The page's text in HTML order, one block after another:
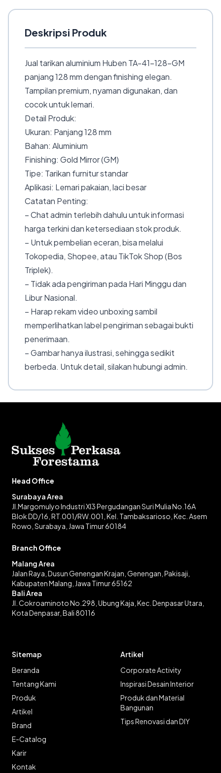
Deskripsi Produk
Jual tarikan aluminium Huben TA-41-128-GM
panjang 128 mm dengan finishing elegan.
Tampilan premium, nyaman digunakan, dan
cocok untuk lemari.
Detail Produk:
Ukuran: Panjang 128 mm
Bahan: Aluminium
Finishing: Gold Mirror (GM)
Tipe: Tarikan furnitur standar
Aplikasi: Lemari pakaian, laci besar
Catatan Penting:
– Chat admin terlebih dahulu untuk informasi
harga terkini dan ketersediaan stok produk.
– Untuk pembelian eceran, bisa melalui
Tokopedia, Shopee, atau TikTok Shop (Bos
Triplek).
– Tidak ada pengiriman pada Hari Minggu dan
Libur Nasional.
– Harap rekam video unboxing sambil
memperlihatkan label pengiriman sebagai bukti
penerimaan.
– Gambar hanya ilustrasi, sehingga sedikit
berbeda. Untuk detail, silakan hubungi admin.
Head Office
Surabaya Area
Jl.Margomulyo Industri XI3 Pergudangan Suri Mulia No.16A
Blok DD/16, RT.001/RW.001, Kel. Tambaksarioso, Kec. Asem
Rowo, Surabaya, Jawa Timur 60184
Branch Office
Malang Area
Jalan Raya, Dusun Genengan Krajan, Genengan, Pakisaji,
Kabupaten Malang, Jawa Timur 65162
Bali Area
Jl. Cokroaminoto No.298, Ubung Kaja, Kec. Denpasar Utara,
Kota Denpasar, Bali 80116
Sitemap
Beranda
Tentang Kami
Produk
Artikel
Brand
E-Catalog
Karir
Kontak
Artikel
Corporate Activity
Inspirasi Desain Interior
Produk dan Material
Bangunan
Tips Renovasi dan DIY